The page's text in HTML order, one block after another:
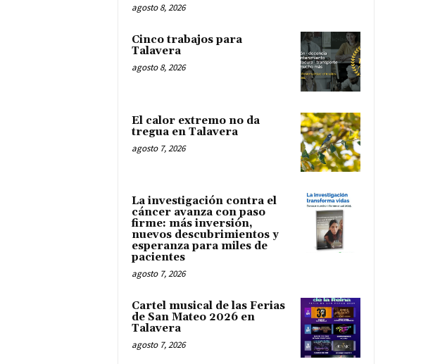
agosto 8, 2026
Cinco trabajos para
Talavera
agosto 8, 2026
El calor extremo no da
tregua en Talavera
agosto 7, 2026
La investigación contra el
cáncer avanza con paso
firme: más inversión,
nuevos descubrimientos y
esperanza para miles de
pacientes
agosto 7, 2026
Cartel musical de las Ferias
de San Mateo 2026 en
Talavera
agosto 7, 2026